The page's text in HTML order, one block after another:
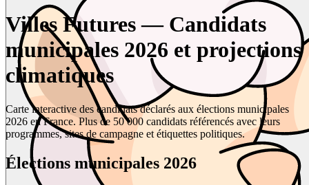
Villes Futures — Candidats
municipales 2026 et projections
climatiques
Carte interactive des candidats déclarés aux élections municipales
2026 en France. Plus de 50 000 candidats référencés avec leurs
programmes, sites de campagne et étiquettes politiques.
Élections municipales 2026